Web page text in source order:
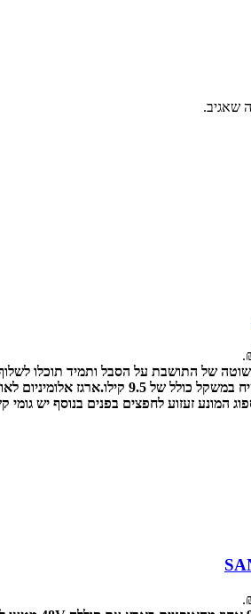
שאגיב.
ארגז אלומיניום לאופנוע 55 ליטר מגיע בצבעים:
המונע זעזוע לחפצים בפנים בנוסף יש גומי